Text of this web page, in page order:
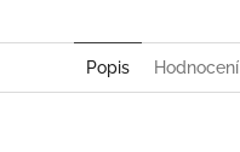
Popis Hodnocení